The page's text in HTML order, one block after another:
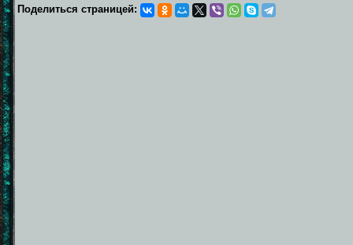
Поделиться страницей: